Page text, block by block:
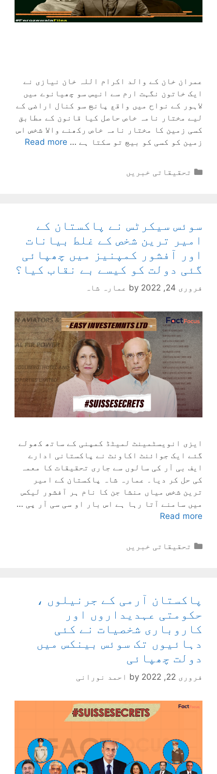
عمران خان کے والد اکرام اللہ خان نیازی نے
ایک خاتون نگہت ارم سے انیس سو چھیانوے میں
لاہور کے نواح میں واقع پانچ سو کنال اراضی کے
لیے مختار نامہ خاص حاصل کیا قانون کے مطابق
کسی زمین کا مختار نامہ خاص رکھنے والا شخص اس
زمین کو کسی کو بیچ تو سکتا ہے … Read more
Categories
تحقیقاتی خبریں
سوئس سیکرٹس نے پاکستان کے
امیر ترین شخص کے غلط بیانات
اور آفشور کمپنیز میں چھپائی
گئی دولت کو کیسے بے نقاب کیا؟
فروری 24, 2022 by عمارہ شاہ
ایزی انویسٹمینٹ لمیٹڈ کمپنی کے ساتھ کھولے
گئے ایک جوائنٹ اکاونٹ نے پاکستانی ادارے
ایف بی آر کی سالوں سے جاری تحقیقات کا معمہ
کی حل کر دیا۔ عمارہ شاہ پاکستان کے امیر
ترین شخص میاں منشا جن کا نام ہر آفشور لیکس
میں سامنے آتا رہا ہے اس بار او سی سی آر پی …
Read more
Categories
تحقیقاتی خبریں
پاکستان آرمی کے جرنیلوں ،
حکومتی عہدیداروں اور
کاروباری شخصیات نے کئی
دہائیوں تک سوئس بینکس میں
دولت چھپائی
فروری 22, 2022 by احمد نورانی